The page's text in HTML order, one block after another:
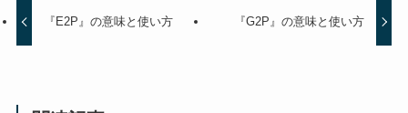
『E2P』の意味と使い方 『G2P』の意味と使い方